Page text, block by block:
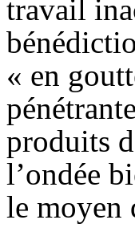
travail
« en
produits
l’ondée
le moyen